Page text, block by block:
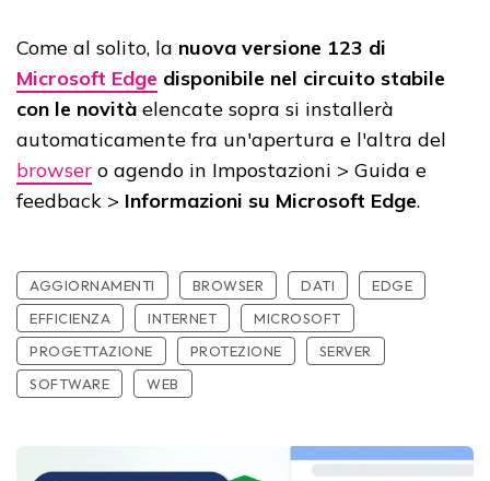
Come al solito, la nuova versione 123 di
Microsoft Edge disponibile nel circuito stabile
con le novità elencate sopra si installerà
automaticamente fra un'apertura e l'altra del
browser o agendo in Impostazioni > Guida e
feedback > Informazioni su Microsoft Edge.
AGGIORNAMENTI BROWSER DATI
EDGE
EFFICIENZA
INTERNET
MICROSOFT
PROGETTAZIONE
PROTEZIONE
SERVER
SOFTWARE
WEB